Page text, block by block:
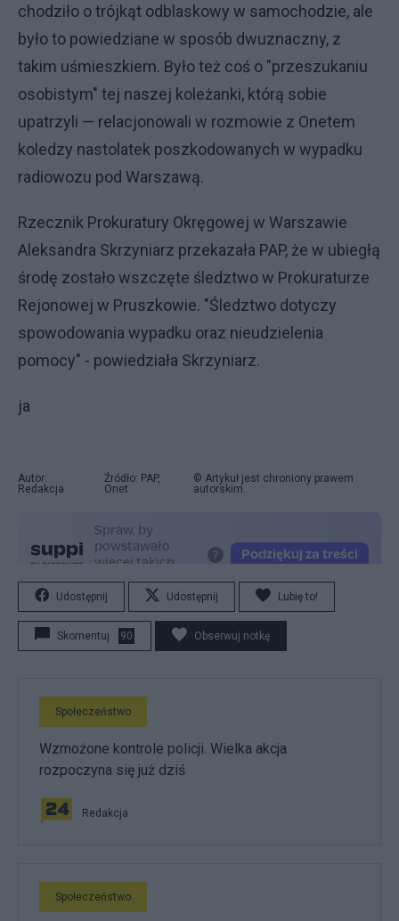
chodziło o trójkąt odblaskowy w samochodzie, ale
było to powiedziane w sposób dwuznaczny, z
takim uśmieszkiem. Było też coś o "przeszukaniu
osobistym" tej naszej koleżanki, którą sobie
upatrzyli — relacjonowali w rozmowie z Onetem
koledzy nastolatek poszkodowanych w wypadku
radiowozu pod Warszawą.
Rzecznik Prokuratury Okręgowej w Warszawie
Aleksandra Skrzyniarz przekazała PAP, że w ubiegłą
środę zostało wszczęte śledztwo w Prokuraturze
Rejonowej w Pruszkowie. "Śledztwo dotyczy
spowodowania wypadku oraz nieudzielenia
pomocy" - powiedziała Skrzyniarz.
ja
Autor:
Redakcja
Źródło: PAP,
Onet
© Artykuł jest chroniony prawem
autorskim.
Udostępnij Udostępnij Lubię to!
Skomentuj 90 Obserwuj notkę
Społeczeństwo
Wzmożone kontrole policji. Wielka akcja
rozpoczyna się już dziś
Redakcja
Społeczeństwo